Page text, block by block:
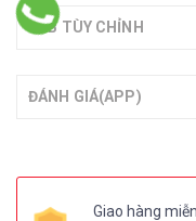
TAB TÙY CHỈNH
ĐÁNH GIÁ(APP)
Giao hàng